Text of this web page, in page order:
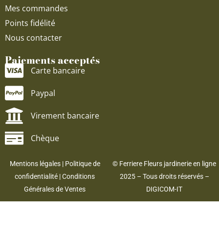
Mes commandes
Points fidélité
Nous contacter
Paiements acceptés
Carte bancaire
Paypal
Virement bancaire
Chèque
Mentions légales| Politique de
confidentialité |Conditions
Générales de Ventes
© Ferriere Fleurs jardinerie en ligne
2025 – Tous droits réservés –
DIGICOM-IT